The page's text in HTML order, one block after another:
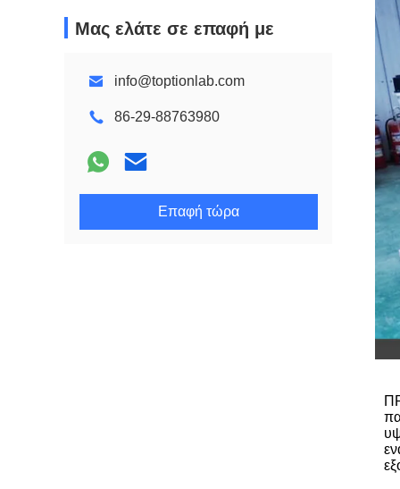
Μας ελάτε σε επαφή με
info@toptionlab.com
86-29-88763980
Επαφή τώρα